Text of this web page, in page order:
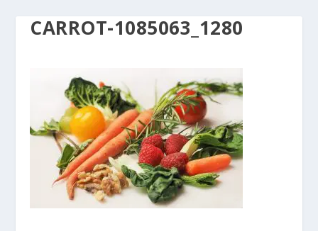
CARROT-1085063_1280